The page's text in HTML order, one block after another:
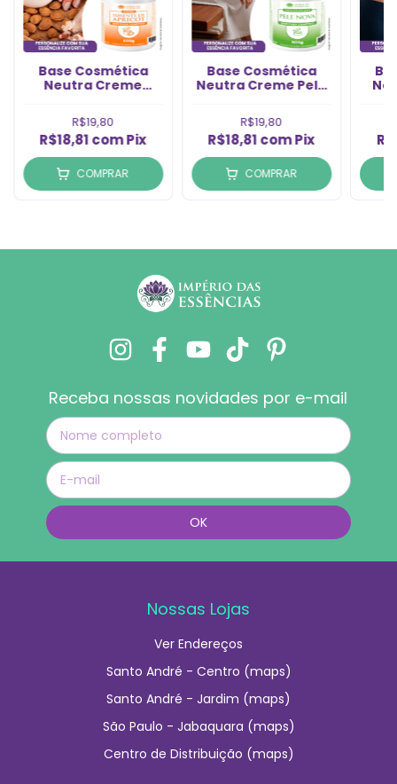
Base Cosmética
Neutra Creme
(500g)
R$19,80
R$18,81comPix
COMPRAR
Base Cosmética
Neutra Creme Pele
R$19,80
R$18,81comPix
COMPRAR
Receba nossas novidades por e-mail
Nossas Lojas
Ver Endereços
Santo André - Centro (maps)
Santo André - Jardim (maps)
São Paulo - Jabaquara (maps)
Centro de Distribuição (maps)